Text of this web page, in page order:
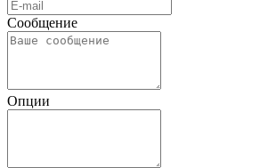
Сообщение
Опции